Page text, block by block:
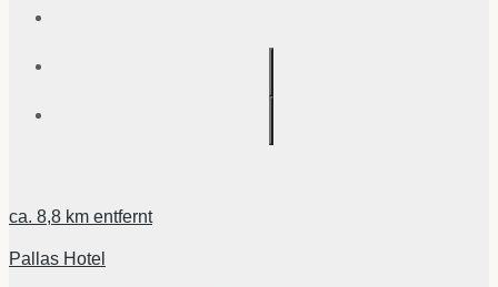
ca. 8,8 km entfernt
Pallas Hotel